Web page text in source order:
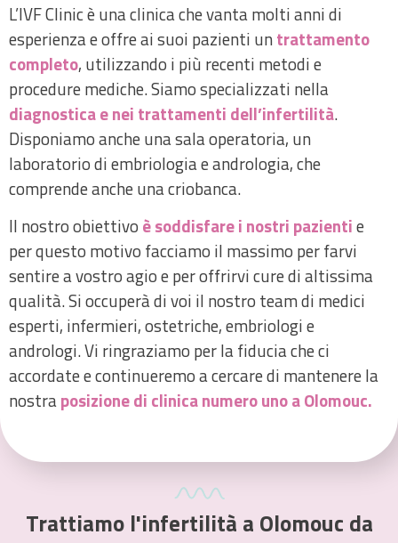
L’IVF Clinic è una clinica che vanta molti anni di
esperienza e offre ai suoi pazienti untrattamento
completo, utilizzando i più recenti metodi e
procedure mediche. Siamo specializzati nella
diagnostica e nei trattamenti dell’infertilità.
Disponiamo anche una sala operatoria, un
laboratorio di embriologia e andrologia, che
comprende anche una criobanca.
Il nostro obiettivo è soddisfare i nostri pazientie
per questo motivo facciamo il massimo per farvi
sentire a vostro agio e per offrirvi cure di altissima
qualità. Sioccuperà di voi il nostro team di medici
esperti, infermieri, ostetriche, embriologi e
andrologi. Vi ringraziamo per la fiducia che ci
accordate e continueremo a cercare di mantenere la
nostraposizione di clinica numero uno a Olomouc.
Trattiamo l'infertilità a Olomouc da